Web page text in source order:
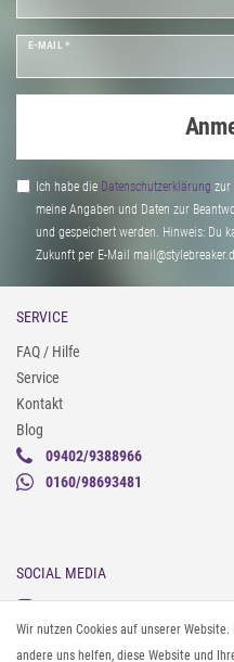
E-MAIL *
Ich habe die Daten­schutz­erklärung zur
meine Angaben und Daten zur
und gespeichert werden. Hinweis: Du
Zukunft per E-Mail
SERVICE
FAQ / Hilfe
Service
Kontakt
Blog
09402/9388966
0160/98693481
SOCIAL MEDIA
Instagram
Facebook
Wir nutzen Cookies auf unserer
andere uns helfen, diese Website und